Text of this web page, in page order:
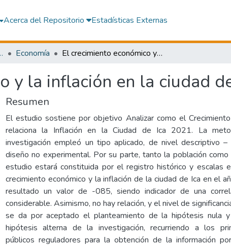
Acerca del Repositorio Estadísticas Externas
Internacionales Economía El crecimiento económico y la inflación en la ciudad de Ica, 2021
y la inflación en la ciudad
Resumen
El estudio sostiene por objetivo Analizar como el
relaciona la Inflación en la Ciudad de Ica 2021. La
investigación empleó un tipo aplicado, de nivel descriptivo –
diseño no experimental. Por su parte, tanto la población
estudio estará constituida por el registro histórico y escalas
crecimiento económico y la inflación de la ciudad de Ica en el
resultado un valor de -085, siendo indicador de una
considerable. Asimismo, no hay relación, y el nivel de
se da por aceptado el planteamiento de la hipótesis nula
hipótesis alterna de la investigación, recurriendo a los
públicos reguladores para la obtención de la información